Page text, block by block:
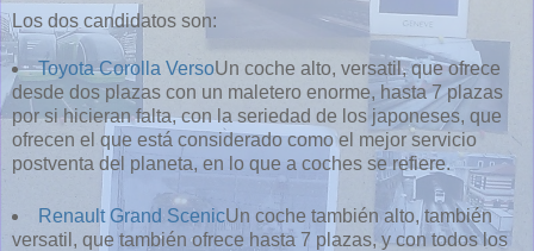
Los dos candidatos son:
Toyota Corolla VersoUn coche alto, versatil, que ofrece
desde dos plazas con un maletero enorme, hasta 7 plazas
por si hicieran falta, con la seriedad de los japoneses, que
ofrecen el que está considerado como el mejor servicio
postventa del planeta, en lo que a coches se refiere.
Renault Grand ScenicUn coche también alto, también
versatil, que también ofrece hasta 7 plazas, y con todos los